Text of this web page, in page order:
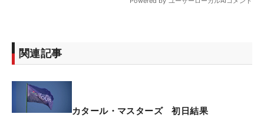
関連記事
カタール・マスターズ 初日結果